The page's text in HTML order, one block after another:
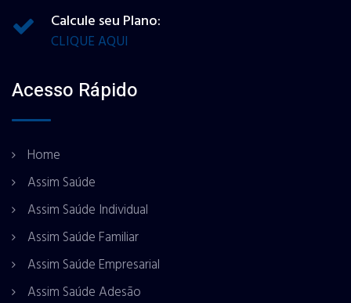
Calcule seu Plano:
CLIQUE AQUI
Acesso Rápido
Home
Assim Saúde
Assim Saúde Individual
Assim Saúde Familiar
Assim Saúde Empresarial
Assim Saúde Adesão